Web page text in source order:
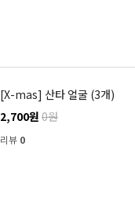
[X-mas] 산타 얼굴 (3개)
2,700원 0원
리뷰 0